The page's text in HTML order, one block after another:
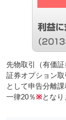
先物取引（有価
証券オプション
として申告分離
一律20％※となり